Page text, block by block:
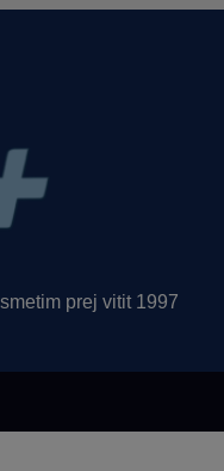
prej vitit 1997